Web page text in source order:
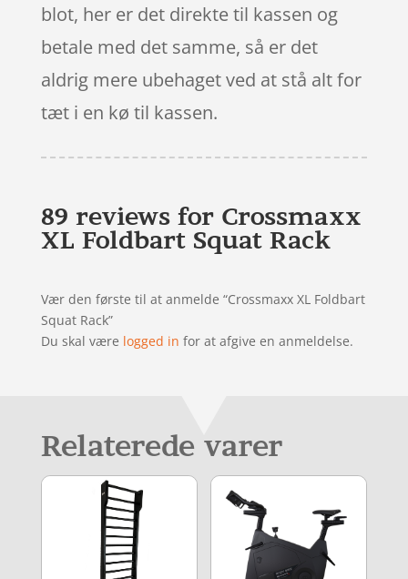
blot, her er det direkte til kassen og
betale med det samme, så er det
aldrig mere ubehaget ved at stå alt for
tæt i en kø til kassen.
89 reviews for Crossmaxx
XL Foldbart Squat Rack
Vær den første til at anmelde “Crossmaxx XL Foldbart
Squat Rack”
Du skal være logged in for at afgive en anmeldelse.
Relaterede varer